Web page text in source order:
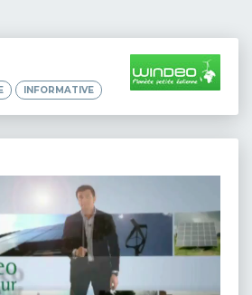
INFORMATIVE